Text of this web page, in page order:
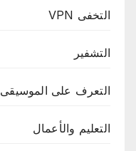
التخفى VPN
التشفير
التعرف على الموسيقى
التعليم والأعمال